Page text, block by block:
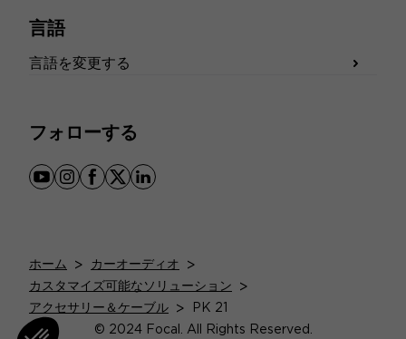
言語
言語を変更する
フォローする
youtube
instagram
facebook
x linkedin
ホーム > カーオーディオ >
カスタマイズ可能なソリューション >
アクセサリー＆ケーブル >
PK 21
© 2024 Focal. All Rights Reserved.